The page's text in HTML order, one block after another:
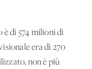
è di 574 milioni di
era di 270
non è più